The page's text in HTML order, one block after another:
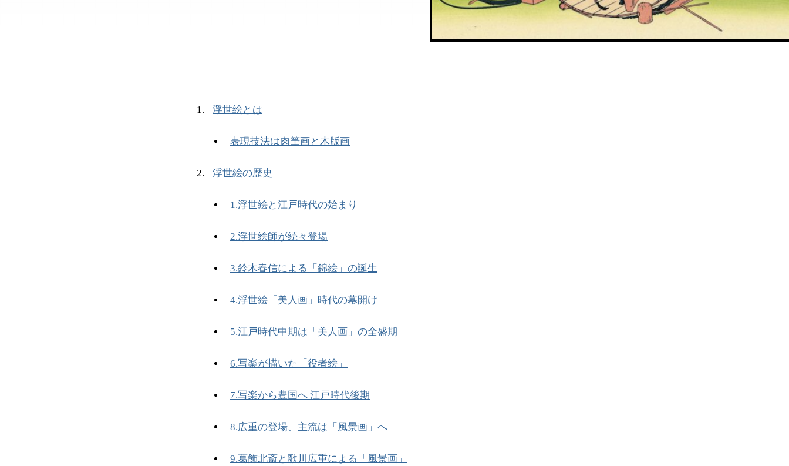
浮世絵とは
表現技法は肉筆画と木版画
浮世絵の歴史
1.浮世絵と江戸時代の始まり
2.浮世絵師が続々登場
3.鈴木春信による「錦絵」の誕生
4.浮世絵「美人画」時代の幕開け
5.江戸時代中期は「美人画」の全盛期
6.写楽が描いた「役者絵」
7.写楽から豊国へ 江戸時代後期
8.広重の登場、主流は「風景画」へ
9.葛飾北斎と歌川広重による「風景画」